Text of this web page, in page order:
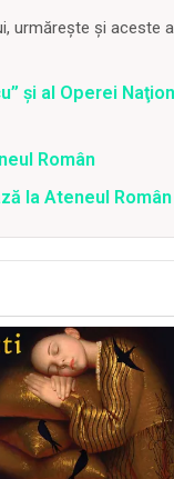
urmărește și aceste
şi al Operei
Român
la Ateneul Român